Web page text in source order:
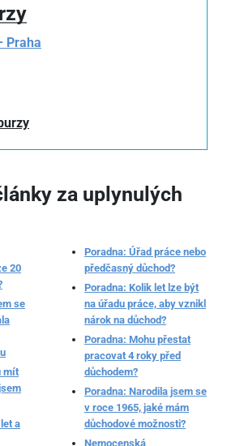
Praha
za uplynulých
20
se
mít
a
Poradna: Úřad práce nebo
předčasný důchod?
Poradna: Kolik let lze být
na úřadu práce, aby vznikl
nárok na důchod?
Poradna: Mohu přestat
pracovat 4 roky před
důchodem?
Poradna: Narodila jsem se
v roce 1965, jaké mám
důchodové možnosti?
Nemocenská